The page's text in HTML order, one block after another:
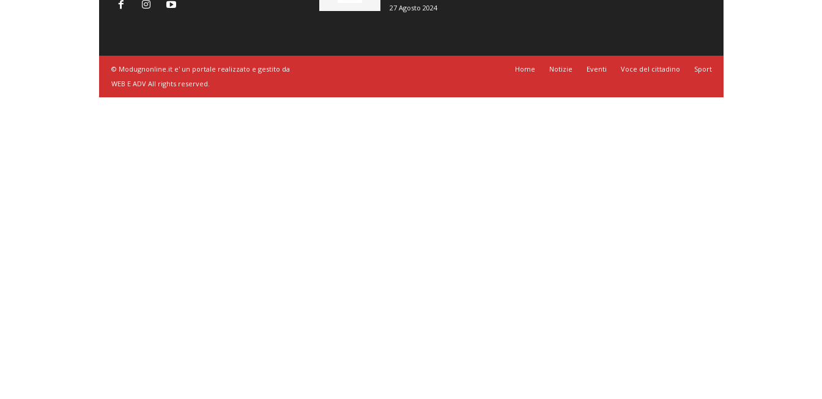
27 Agosto 2024
Home Notizie Eventi Voce del cittadino Sport
© Modugnonline.it e' un portale realizzato e gestito da
WEB E ADV All rights reserved.